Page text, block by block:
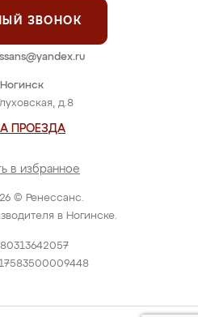
© Ренессанс.
в Ногинске.
Ногинск
д.8
ПРОЕЗДА
в избранное
ЗВОНОК